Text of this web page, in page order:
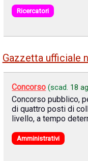
Ricercatori
Gazzetta ufficiale
Concorso (scad. 18
Concorso pubblico,
di quattro posti di
livello, a tempo
Amministrativi